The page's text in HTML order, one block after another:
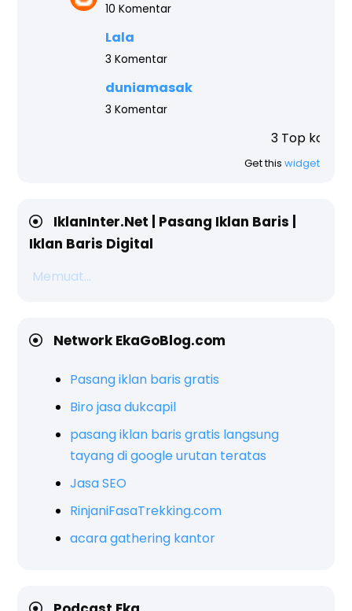
10 Komentar
Lala
3 Komentar
duniamasak
3 Komentar
3 Top komentar blog
Get this widget
IklanInter.Net | Pasang Iklan Baris |
Iklan Baris Digital
Memuat...
Network EkaGoBlog.com
Pasang iklan baris gratis
Biro jasa dukcapil
pasang iklan baris gratis langsung
tayang di google urutan teratas
Jasa SEO
RinjaniFasaTrekking.com
acara gathering kantor